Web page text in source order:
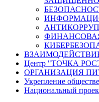
Центр "ТОЧКА
ОРГАНИЗАЦИЯ
Укрепление
Национальный